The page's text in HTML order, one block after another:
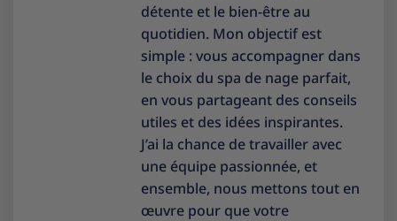
détente et le bien-être au
quotidien. Mon objectif est
simple : vous accompagner dans
le choix du spa de nage parfait,
en vous partageant des conseils
utiles et des idées inspirantes.
J’ai la chance de travailler avec
une équipe passionnée, et
ensemble, nous mettons tout en
œuvre pour que votre